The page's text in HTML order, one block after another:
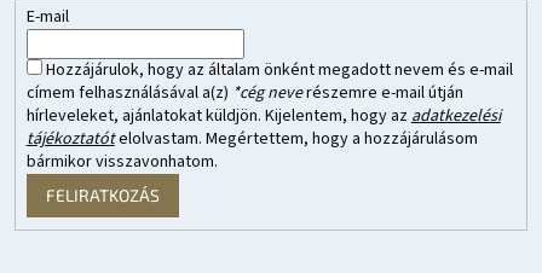
E-mail
Hozzájárulok, hogy az általam önként megadott nevem és e-mail
címem felhasználásával a(z) *cég neverészemre e-mail útján
hírleveleket, ajánlatokat küldjön. Kijelentem, hogy az adatkezelési
tájékoztatótelolvastam. Megértettem, hogy a hozzájárulásom
bármikor visszavonhatom.
FELIRATKOZÁS